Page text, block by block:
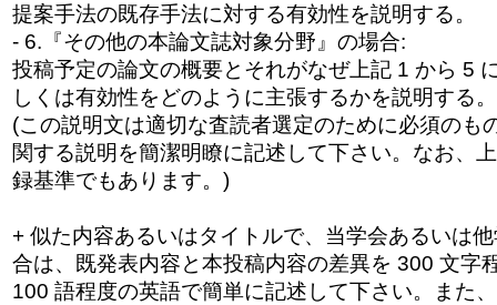
提案手法の既存手法に対する有効性を説明する。
- 6.『その他の本論文誌対象分野』の場合:
投稿予定の論文の概要とそれがなぜ上記 1 から 5
しくは有効性をどのように主張するかを説明する。
(この説明文は適切な査読者選定のために必須のも
関する説明を簡潔明瞭に記述して下さい。なお、
録基準でもあります。)
+ 似た内容あるいはタイトルで、当学会あるいは
合は、既発表内容と本投稿内容の差異を 300 文字
100 語程度の英語で簡単に記述して下さい。また